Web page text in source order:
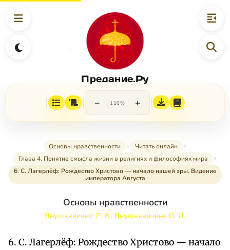
Предание.Ру
− 110% +
Основы нравственности
Читать онлайн
Глава 4. Понятие смысла жизни в религиях и философиях мира
6. С. Лагерлёф: Рождество Христово — начало нашей эры. Видение
императора Августа
Основы нравственности
Янушкявичюс Р. В., Янушкявичене О. Л.
6. С. Лагерлёф: Рождество Христово — начало